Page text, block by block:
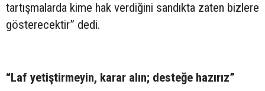
tartışmalarda kime hak verdiğini sandıkta zaten bizlere
gösterecektir” dedi.
“Laf yetiştirmeyin, karar alın; desteğe hazırız”